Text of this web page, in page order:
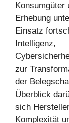
Erhebung
Einsatz
Intelligenz,
zur
der
Überblick
sich
Komplexität